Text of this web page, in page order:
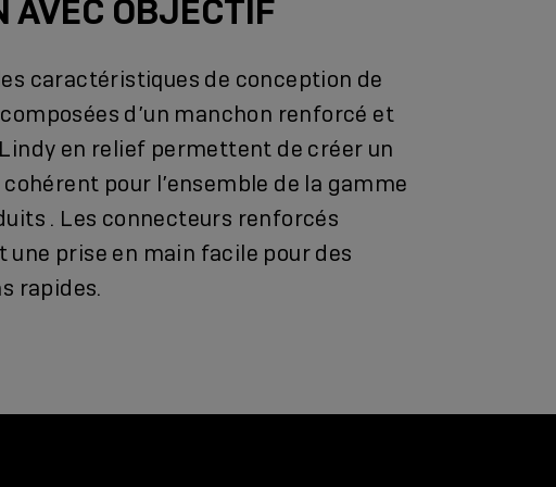
AVEC OBJECTIF
caractéristiques de conception de
d’un manchon renforcé et
en relief permettent de créer un
pour l’ensemble de la gamme
. Les connecteurs renforcés
prise en main facile pour des
rapides.